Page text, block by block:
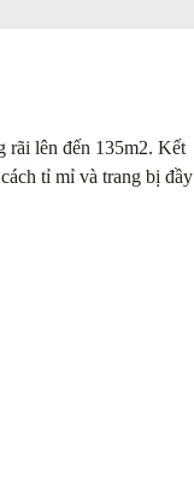
rãi lên đến 135m2. Kết
tỉ mỉ và trang bị đầy